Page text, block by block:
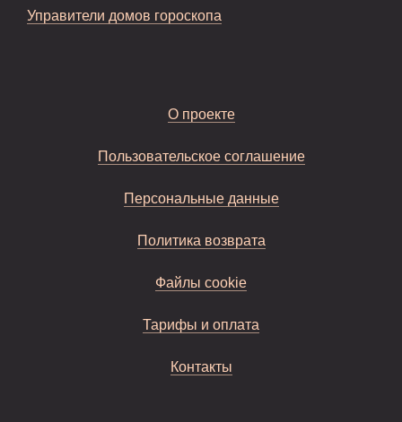
Управители домов гороскопа
О проекте
Пользовательское соглашение
Персональные данные
Политика возврата
Файлы cookie
Тарифы и оплата
Контакты